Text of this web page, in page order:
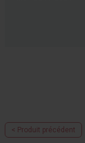
< Produit précédent